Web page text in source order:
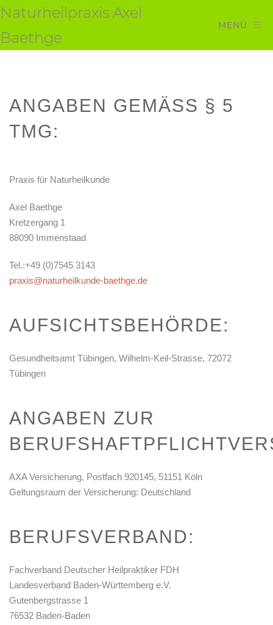
Naturheilpraxis Axel
Baethge
MENÜ
ANGABEN GEMÄSS § 5 T
MG:
Praxis für Naturheilkunde
Axel Baethge
Kretzergang 1
88090 Immenstaad
Tel.:+49 (0)7545 3143
praxis@naturheilkunde-baethge.de
AUFSICHTSBEHÖRDE:
Gesundheitsamt Tübingen, Wilhelm-Keil-Strasse, 72072
Tübingen
ANGABEN ZUR
AXA Versicherung, Postfach 920145, 51151 Köln
Geltungsraum der Versicherung: Deutschland
BERUFSVERBAND:
Fachverband Deutscher Heilpraktiker FDH
Landesverband Baden-Württemberg e.V.
Gutenbergstrasse 1
76532 Baden-Baden